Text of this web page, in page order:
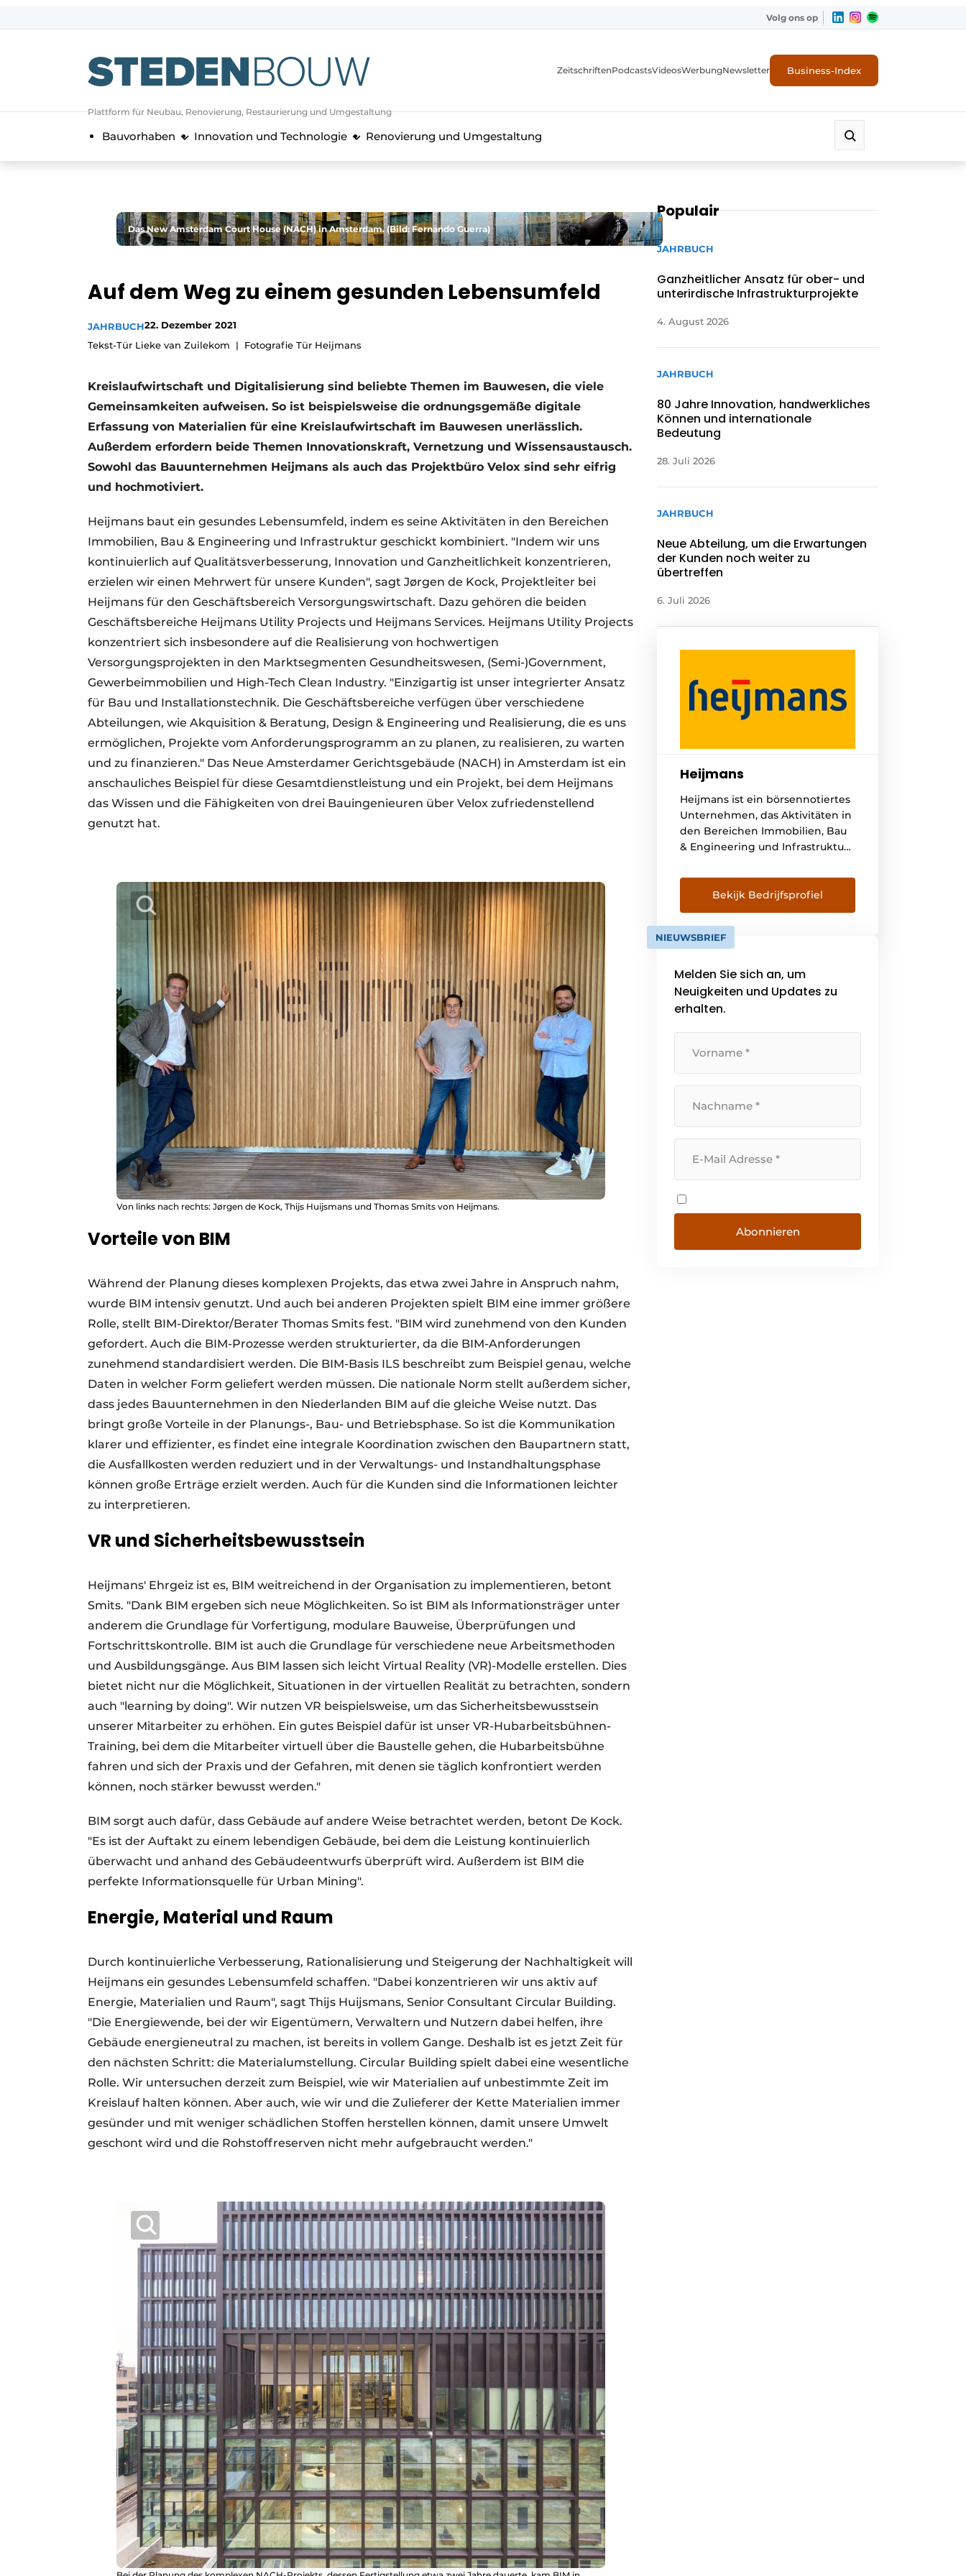
Allgemeine Bedingungen und Konditionen
AutorisierungabmeldenAnmeldung
Unternehmen
Veranstaltung anmelden
Startseite
Meist gelesen
GeschichteMetadaten
Ein Stellenangebot registrieren
Freie Stellen
Videos
Volg ons op
Plattform für Neubau, Renovierung, Restaurierung und Umgestaltung
ZeitschriftenPodcastsVideosWerbungNewsletter Business-Index
Bauvorhaben Innovation und Technologie Renovierung und Umgestaltung
Das New Amsterdam Court House (NACH) in Amsterdam. (Bild: Fernando Guerra)
Auf dem Weg zu einem gesunden Lebensumfeld
JAHRBUCH22. Dezember 2021
Tekst-Tür Lieke van Zuilekom
Fotografie Tür Heijmans
Kreislaufwirtschaft und Digitalisierung sind beliebte Themen im Bauwesen, die viele
Gemeinsamkeiten aufweisen. So ist beispielsweise die ordnungsgemäße digitale
Erfassung von Materialien für eine Kreislaufwirtschaft im Bauwesen unerlässlich.
Außerdem erfordern beide Themen Innovationskraft, Vernetzung und Wissensaustausch.
Sowohl das Bauunternehmen Heijmans als auch das Projektbüro Velox sind sehr eifrig
und hochmotiviert.
Heijmans baut ein gesundes Lebensumfeld, indem es seine Aktivitäten in den Bereichen
Immobilien, Bau & Engineering und Infrastruktur geschickt kombiniert. "Indem wir uns
kontinuierlich auf Qualitätsverbesserung, Innovation und Ganzheitlichkeit konzentrieren,
erzielen wir einen Mehrwert für unsere Kunden", sagt Jørgen de Kock, Projektleiter bei
Heijmans für den Geschäftsbereich Versorgungswirtschaft. Dazu gehören die beiden
Geschäftsbereiche Heijmans Utility Projects und Heijmans Services. Heijmans Utility Projects
konzentriert sich insbesondere auf die Realisierung von hochwertigen
Versorgungsprojekten in den Marktsegmenten Gesundheitswesen, (Semi-)Government,
Gewerbeimmobilien und High-Tech Clean Industry. "Einzigartig ist unser integrierter Ansatz
für Bau und Installationstechnik. Die Geschäftsbereiche verfügen über verschiedene
Abteilungen, wie Akquisition & Beratung, Design & Engineering und Realisierung, die es uns
ermöglichen, Projekte vom Anforderungsprogramm an zu planen, zu realisieren, zu warten
und zu finanzieren." Das Neue Amsterdamer Gerichtsgebäude (NACH) in Amsterdam ist ein
anschauliches Beispiel für diese Gesamtdienstleistung und ein Projekt, bei dem Heijmans
das Wissen und die Fähigkeiten von drei Bauingenieuren über Velox zufriedenstellend
genutzt hat.
Von links nach rechts: Jørgen de Kock, Thijs Huijsmans und Thomas Smits von Heijmans.
Vorteile von BIM
Während der Planung dieses komplexen Projekts, das etwa zwei Jahre in Anspruch nahm,
wurde BIM intensiv genutzt. Und auch bei anderen Projekten spielt BIM eine immer größere
Rolle, stellt BIM-Direktor/Berater Thomas Smits fest. "BIM wird zunehmend von den Kunden
gefordert. Auch die BIM-Prozesse werden strukturierter, da die BIM-Anforderungen
zunehmend standardisiert werden. Die BIM-Basis ILS beschreibt zum Beispiel genau, welche
Daten in welcher Form geliefert werden müssen. Die nationale Norm stellt außerdem sicher,
dass jedes Bauunternehmen in den Niederlanden BIM auf die gleiche Weise nutzt. Das
bringt große Vorteile in der Planungs-, Bau- und Betriebsphase. So ist die Kommunikation
klarer und effizienter, es findet eine integrale Koordination zwischen den Baupartnern statt,
die Ausfallkosten werden reduziert und in der Verwaltungs- und Instandhaltungsphase
können große Erträge erzielt werden. Auch für die Kunden sind die Informationen leichter
zu interpretieren.
VR und Sicherheitsbewusstsein
Heijmans' Ehrgeiz ist es, BIM weitreichend in der Organisation zu implementieren, betont
Smits. "Dank BIM ergeben sich neue Möglichkeiten. So ist BIM als Informationsträger unter
anderem die Grundlage für Vorfertigung, modulare Bauweise, Überprüfungen und
Fortschrittskontrolle. BIM ist auch die Grundlage für verschiedene neue Arbeitsmethoden
und Ausbildungsgänge. Aus BIM lassen sich leicht Virtual Reality (VR)-Modelle erstellen. Dies
bietet nicht nur die Möglichkeit, Situationen in der virtuellen Realität zu betrachten, sondern
auch "learning by doing". Wir nutzen VR beispielsweise, um das Sicherheitsbewusstsein
unserer Mitarbeiter zu erhöhen. Ein gutes Beispiel dafür ist unser VR-Hubarbeitsbühnen-
Training, bei dem die Mitarbeiter virtuell über die Baustelle gehen, die Hubarbeitsbühne
fahren und sich der Praxis und der Gefahren, mit denen sie täglich konfrontiert werden
können, noch stärker bewusst werden."
BIM sorgt auch dafür, dass Gebäude auf andere Weise betrachtet werden, betont De Kock.
"Es ist der Auftakt zu einem lebendigen Gebäude, bei dem die Leistung kontinuierlich
überwacht und anhand des Gebäudeentwurfs überprüft wird. Außerdem ist BIM die
perfekte Informationsquelle für Urban Mining".
Energie, Material und Raum
Durch kontinuierliche Verbesserung, Rationalisierung und Steigerung der Nachhaltigkeit will
Heijmans ein gesundes Lebensumfeld schaffen. "Dabei konzentrieren wir uns aktiv auf
Energie, Materialien und Raum", sagt Thijs Huijsmans, Senior Consultant Circular Building.
"Die Energiewende, bei der wir Eigentümern, Verwaltern und Nutzern dabei helfen, ihre
Gebäude energieneutral zu machen, ist bereits in vollem Gange. Deshalb ist es jetzt Zeit für
den nächsten Schritt: die Materialumstellung. Circular Building spielt dabei eine wesentliche
Rolle. Wir untersuchen derzeit zum Beispiel, wie wir Materialien auf unbestimmte Zeit im
Kreislauf halten können. Aber auch, wie wir und die Zulieferer der Kette Materialien immer
gesünder und mit weniger schädlichen Stoffen herstellen können, damit unsere Umwelt
geschont wird und die Rohstoffreserven nicht mehr aufgebraucht werden."
Populair
JAHRBUCH
Ganzheitlicher Ansatz für ober- und
unterirdische Infrastrukturprojekte
4. August 2026
JAHRBUCH
80 Jahre Innovation, handwerkliches
Können und internationale
Bedeutung
28. Juli 2026
JAHRBUCH
Neue Abteilung, um die Erwartungen
der Kunden noch weiter zu
übertreffen
6. Juli 2026
Heijmans
Heijmans ist ein börsennotiertes
Unternehmen, das Aktivitäten in
den Bereichen Immobilien, Bau
& Engineering und Infrastruktur
Working und Connecting
vereint. Wir identifizieren,
konzipieren, beraten, entwickeln
und gestalten, immer mit dem
Ziel, etwas zum Leben zu
Beitrag zu einem gesunden
Lebensumfeld leisten und
konzentrieren uns dabei auf [...]
Bekijk Bedrijfsprofiel
NIEUWSBRIEF
Melden Sie sich an, um
Neuigkeiten und Updates zu
erhalten.